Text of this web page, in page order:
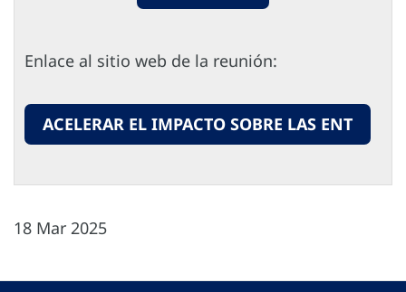
Enlace al sitio web de la reunión:
ACELERAR EL IMPACTO SOBRE LAS ENT
18 Mar 2025